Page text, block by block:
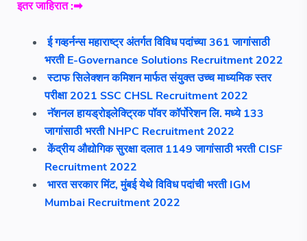
इतरजाहिरात :➡
ई गव्हर्नन्स महाराष्ट्र अंतर्गत विविध पदांच्या 361 जागांसाठी
भरती E-Governance Solutions Recruitment 2022
स्टाफ सिलेक्शन कमिशन मार्फत संयुक्त उच्च माध्यमिक स्तर
परीक्षा 2021 SSC CHSL Recruitment 2022
नॅशनल हायड्रोइलेक्ट्रिक पॉवर कॉर्पोरेशन लि. मध्ये 133
जागांसाठी भरती NHPC Recruitment 2022
केंद्रीय औद्योगिक सुरक्षा दलात 1149 जागांसाठी भरती CISF
Recruitment 2022
भारत सरकार मिंट, मुंबई येथे विविध पदांची भरती IGM
Mumbai Recruitment 2022